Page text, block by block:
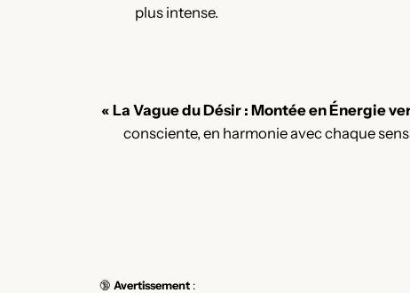
plus intense.
« La Vague du Désir : Montée en Énergie
consciente, en harmonie avec chaque
🔞 Avertissement :